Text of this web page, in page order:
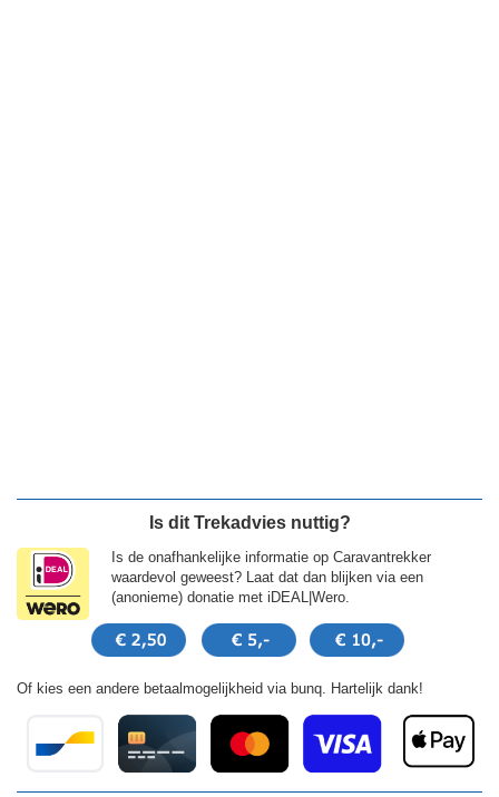
Is dit Trekadvies nuttig?
Is de onafhankelijke informatie op Caravantrekker
waardevol geweest? Laat dat dan blijken via een
(anonieme) donatie met iDEAL|Wero.
Of kies een andere betaalmogelijkheid via bunq. Hartelijk dank!